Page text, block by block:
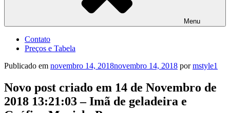
Menu
Contato
Preços e Tabela
Publicado em novembro 14, 2018novembro 14, 2018 pormstyle1
Novo post criado em 14 de Novembro de
2018 13:21:03 – Imã de geladeira e